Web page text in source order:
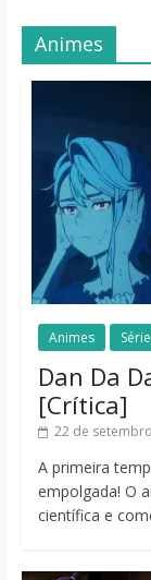
Animes
Animes
Dan Da
[Crítica]
22 de
A primeira
empolgada! O
científica e